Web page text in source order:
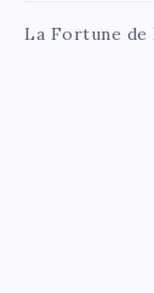
La Fortune de